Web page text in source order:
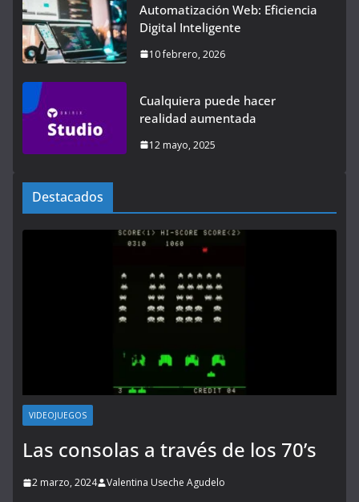
Automatización Web: Eficiencia
Digital Inteligente
10 febrero, 2026
Cualquiera puede hacer
realidad aumentada
12 mayo, 2025
Destacados
VIDEOJUEGOS
Las consolas a través de los 70’s
2 marzo, 2024 Valentina Useche Agudelo